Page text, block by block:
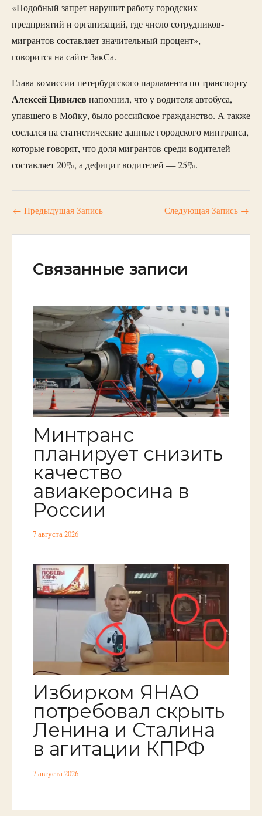
«Подобный запрет нарушит работу городских
предприятий и организаций, где число сотрудников-
мигрантов составляет значительный процент», —
говорится на сайте ЗакСа.
Глава комиссии петербургского парламента по транспорту
АлексейЦивилев напомнил, что у водителя автобуса,
упавшего в Мойку, было российское гражданство. А также
сослался на статистические данные городского минтранса,
которые говорят, что доля мигрантов среди водителей
составляет 20%, а дефицит водителей — 25%.
← Предыдущая Запись Следующая Запись →
Связанные записи
Минтранс
планирует снизить
качество
авиакеросина в
России
7 августа 2026
Избирком ЯНАО
потребовал скрыть
Ленина и Сталина
в агитации КПРФ
7 августа 2026